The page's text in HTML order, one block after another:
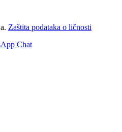
Zaštita podataka o ličnosti
Chat